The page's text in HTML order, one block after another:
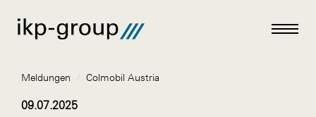
Meldungen / Colmobil Austria
09.07.2025